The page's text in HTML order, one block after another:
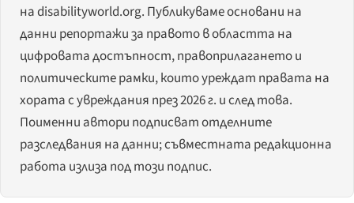
на disabilityworld.org. Публикуваме основани на
данни репортажи за правото в областта на
цифровата достъпност, правоприлагането и
политическите рамки, които уреждат правата на
хората с увреждания през 2026 г. и след това.
Поименни автори подписват отделните
разследвания на данни; съвместната редакционна
работа излиза под този подпис.